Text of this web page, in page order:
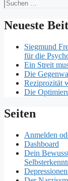
nach:
Neueste
Siegmund
für die
Ein Streit
Die
Reziprozität
Die
Seiten
Anmelden
Dashboard
Dein